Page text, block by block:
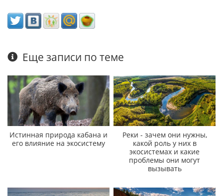
Еще записи по теме
Истинная природа кабана и
его влияние на экосистему
Реки - зачем они нужны,
какой роль у них в
экосистемах и какие
проблемы они могут
вызывать